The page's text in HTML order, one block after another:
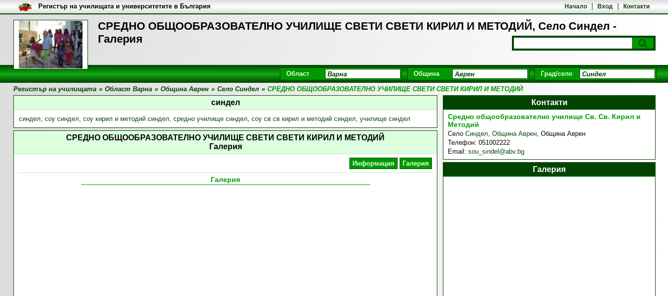
СРЕДНО ОБЩООБРАЗОВАТЕЛНО УЧИЛИЩЕ СВЕТИ СВЕТИ КИРИЛ И МЕТОДИЙ, Село Синдел -
Галерия
Начало Вход Контакти
Регистър на училищата и университетите в България
Област Община Град/село
Регистър на училищата » Област Варна » Община Аврен » Село Синдел » СРЕДНО ОБЩООБРАЗОВАТЕЛНО УЧИЛИЩЕ СВЕТИ СВЕТИ КИРИЛ И МЕТОДИЙ
синдел
синдел, соу синдел, соу кирил и методий синдел, средно училище синдел, соу св св кирил и методий синдел, училище синдел
СРЕДНО ОБЩООБРАЗОВАТЕЛНО УЧИЛИЩЕ СВЕТИ СВЕТИ КИРИЛ И МЕТОДИЙ
Галерия
Информация Галерия
Галерия
Контакти
Средно общообразователно училище Св. Св. Кирил и
Методий
Село Синдел, Община Аврен, Община Аврен
Телефон: 051002222
Email: sou_sindel@abv.bg
Галерия